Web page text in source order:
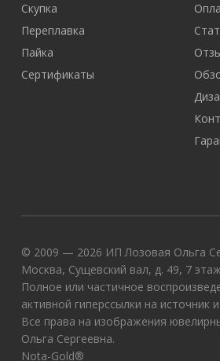
Скупка
Переплавка
Пайка
Сертификаты
© 2009 — 2026 ИП Лозовая Ольга
Москва, Сущевский вал, д. 49, 7
Полное или частичное
активной гиперссылки на
Все права на изображения
Ольга Сергеевна.
Nota-Gold®